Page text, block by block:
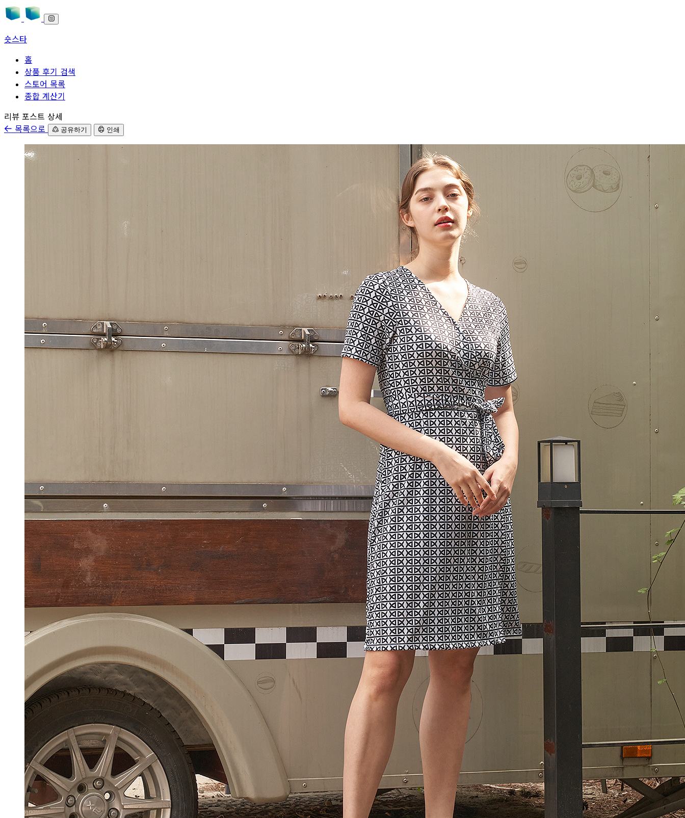
숏스타
홈
상품 후기 검색
스토어 목록
종합 계산기
본문으로 바로가기
리뷰 포스트 상세
목록으로
공유하기 인쇄